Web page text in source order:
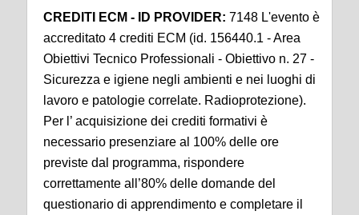
CREDITI ECM - ID PROVIDER: 7148 L'evento è
accreditato 4 crediti ECM (id. 156440.1 - Area
Obiettivi Tecnico Professionali - Obiettivo n. 27 -
Sicurezza e igiene negli ambienti e nei luoghi di
lavoro e patologie correlate. Radioprotezione).
Per l’ acquisizione dei crediti formativi è
necessario presenziare al 100% delle ore
previste dal programma, rispondere
correttamente all’80% delle domande del
questionario di apprendimento e completare il